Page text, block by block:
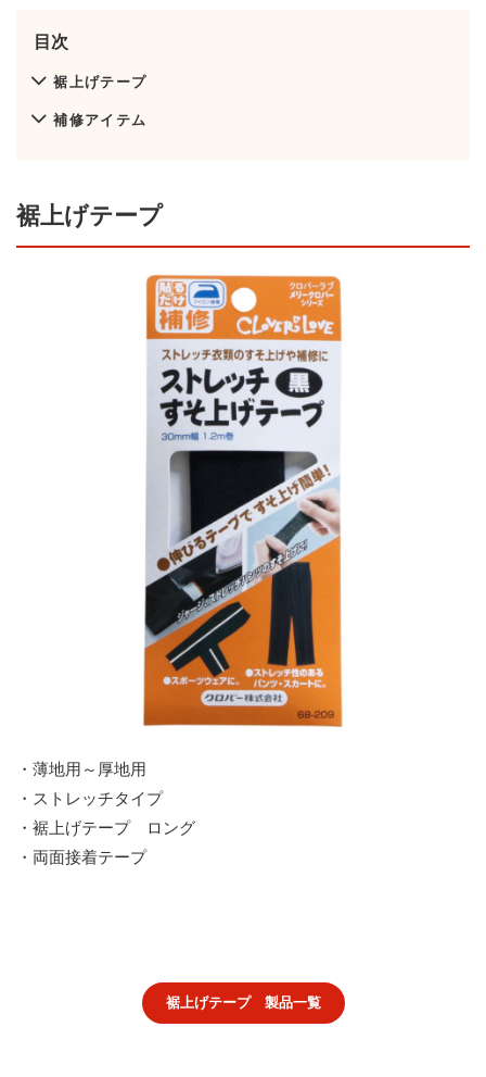
目次
裾上げテープ
補修アイテム
裾上げテープ
・薄地用～厚地用
・ストレッチタイプ
・裾上げテープ ロング
・両面接着テープ
裾上げテープ 製品一覧